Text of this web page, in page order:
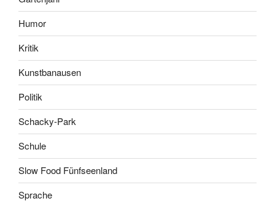
Humor
Kritik
Kunstbanausen
Politik
Schacky-Park
Schule
Slow Food Fünfseenland
Sprache